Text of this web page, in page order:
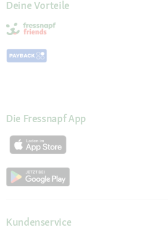
Deine Vorteile
Die Fressnapf App
Kundenservice